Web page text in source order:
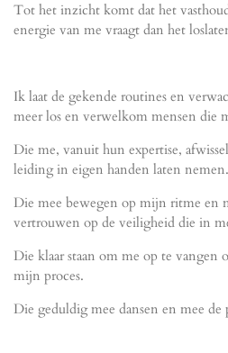
Tot het inzicht komt dat het
energie van me vraagt dan het
Ik laat de gekende routines en
meer los en verwelkom mensen die
Die me, vanuit hun expertise,
leiding in eigen handen laten nemen.
Die mee bewegen op mijn ritme en
vertrouwen op de veiligheid die in
Die klaar staan om me op te vangen
mijn proces.
Die geduldig mee dansen en mee